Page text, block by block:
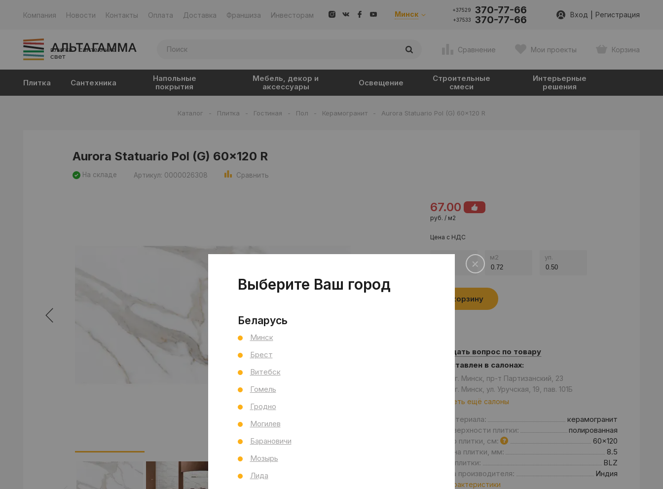
Компания Новости Контакты Оплата Доставка Франшиза Инвесторам Минск +37529 370-77-66
+37533 370-77-66 Вход Регистрация
плитка · сантехника ·
свет
Сравнение Мои проекты Корзина
Плитка Сантехника
Напольные
покрытия
Мебель, декор и
аксессуары
Освещение
Строительные
смеси
Интерьерные
решения
Каталог - Плитка - Гостиная - Пол - Керамогранит - Aurora Statuario Pol (G) 60x120 R
Aurora Statuario Pol (G) 60x120 R
На складе Артикул: 0000026308 Сравнить
67.00
руб. / м2
Цена с НДС
м2 уп.
В корзину
Задать вопрос по товару
Представлен в салонах:
Салон: г. Минск, пр-т Партизанский, 23
Салон: г. Минск, ул. Уручская, 19, пав. 101Б
Смотреть ещё салоны
Вид материала:
керамогранит
Тип поверхности плитки:
полированная
Размер плитки, см:
60x120
Толщина плитки, мм:
8.5
Бренд плитки:
BLZ
Страна производителя:
Индия
Все характеристики
Выберите Ваш город
Беларусь
Минск
Брест
Витебск
Гомель
Гродно
Могилев
Барановичи
Мозырь
Лида